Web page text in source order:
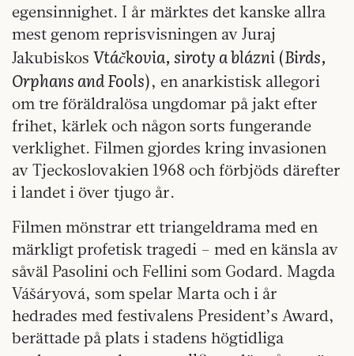
egensinnighet. I år märktes det kanske allra
mest genom reprisvisningen av Juraj
Jakubiskos Vtáčkovia, siroty a blázni (Birds,
Orphans and Fools), en anarkistisk allegori
om tre föräldralösa ungdomar på jakt efter
frihet, kärlek och någon sorts fungerande
verklighet. Filmen gjordes kring invasionen
av Tjeckoslovakien 1968 och förbjöds därefter
i landet i över tjugo år.
Filmen mönstrar ett triangeldrama med en
märkligt profetisk tragedi – med en känsla av
såväl Pasolini och Fellini som Godard. Magda
Vášáryová, som spelar Marta och i år
hedrades med festivalens President’s Award,
berättade på plats i stadens högtidliga